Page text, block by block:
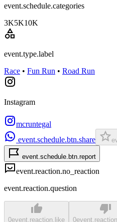
event.schedule.categories
3K5K10K
event.type.label
Race • Fun Run • Road Run
Instagram
mcruntegal
event.schedule.btn.share
event.schedule.btn.report
event.reaction.no_reaction
event.reaction.question
0event.reaction.like 0